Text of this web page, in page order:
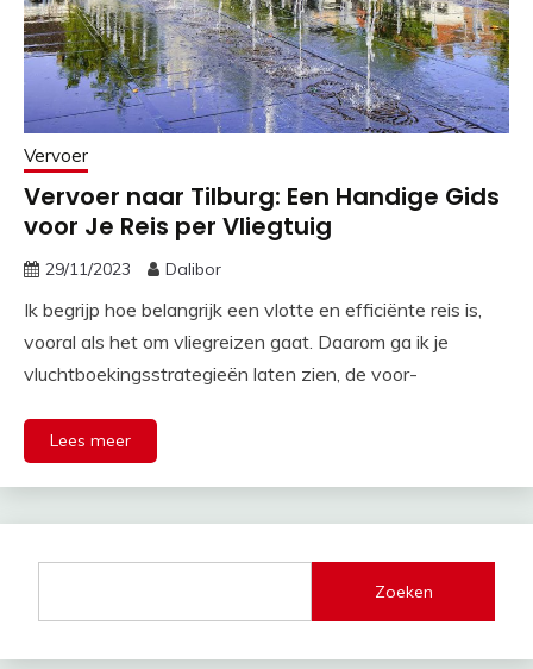
Vervoer
Vervoer naar Tilburg: Een Handige Gids
voor Je Reis per Vliegtuig
29/11/2023 Dalibor
Ik begrijp hoe belangrijk een vlotte en efficiënte reis is,
vooral als het om vliegreizen gaat. Daarom ga ik je
vluchtboekingsstrategieën laten zien, de voor-
Lees meer
Zoeken